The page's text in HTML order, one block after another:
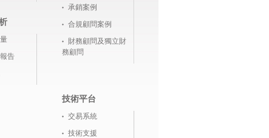
告
承銷案例
合規顧問案例
財務顧問及獨立財
務顧問
技術平台
交易系統
技術支援